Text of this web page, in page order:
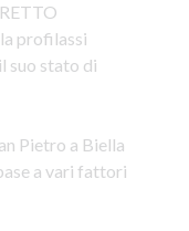
profilassi
suo stato di
Pietro a Biella
a vari fattori